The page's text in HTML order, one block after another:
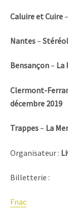
Caluire et Cuire–
Nantes–
Bensançon– La
Clermont-
décembre 2019
Trappes– La
Organisateur :
Billetterie :
Fnac